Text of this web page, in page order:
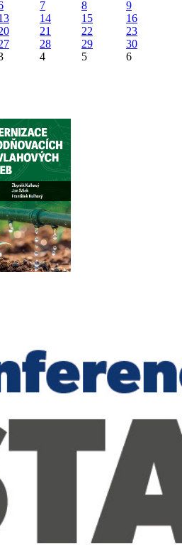
7 8
9
14 15
16
21 22
23
28 29
30
4 5 6